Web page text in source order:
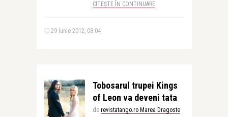
CITEȘTE ÎN CONTINUARE
29 iunie 2012, 08:04
Tobosarul trupei Kings
of Leon va deveni tata
de revistatango.ro Marea Dragoste